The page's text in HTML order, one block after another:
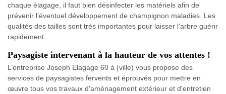
chaque élagage, il faut bien désinfecter les matériels afin de
prévenir l’éventuel développement de champignon maladies. Les
qualités des tailles sont très importantes pour laisser l'arbre guérir
rapidement.
Paysagiste intervenant à la hauteur de vos attentes !
L’entreprise Joseph Elagage 60 à {ville) vous propose des
services de paysagistes fervents et éprouvés pour mettre en
œuvre tous vos travaux d'aménagement extérieur et d'entretien